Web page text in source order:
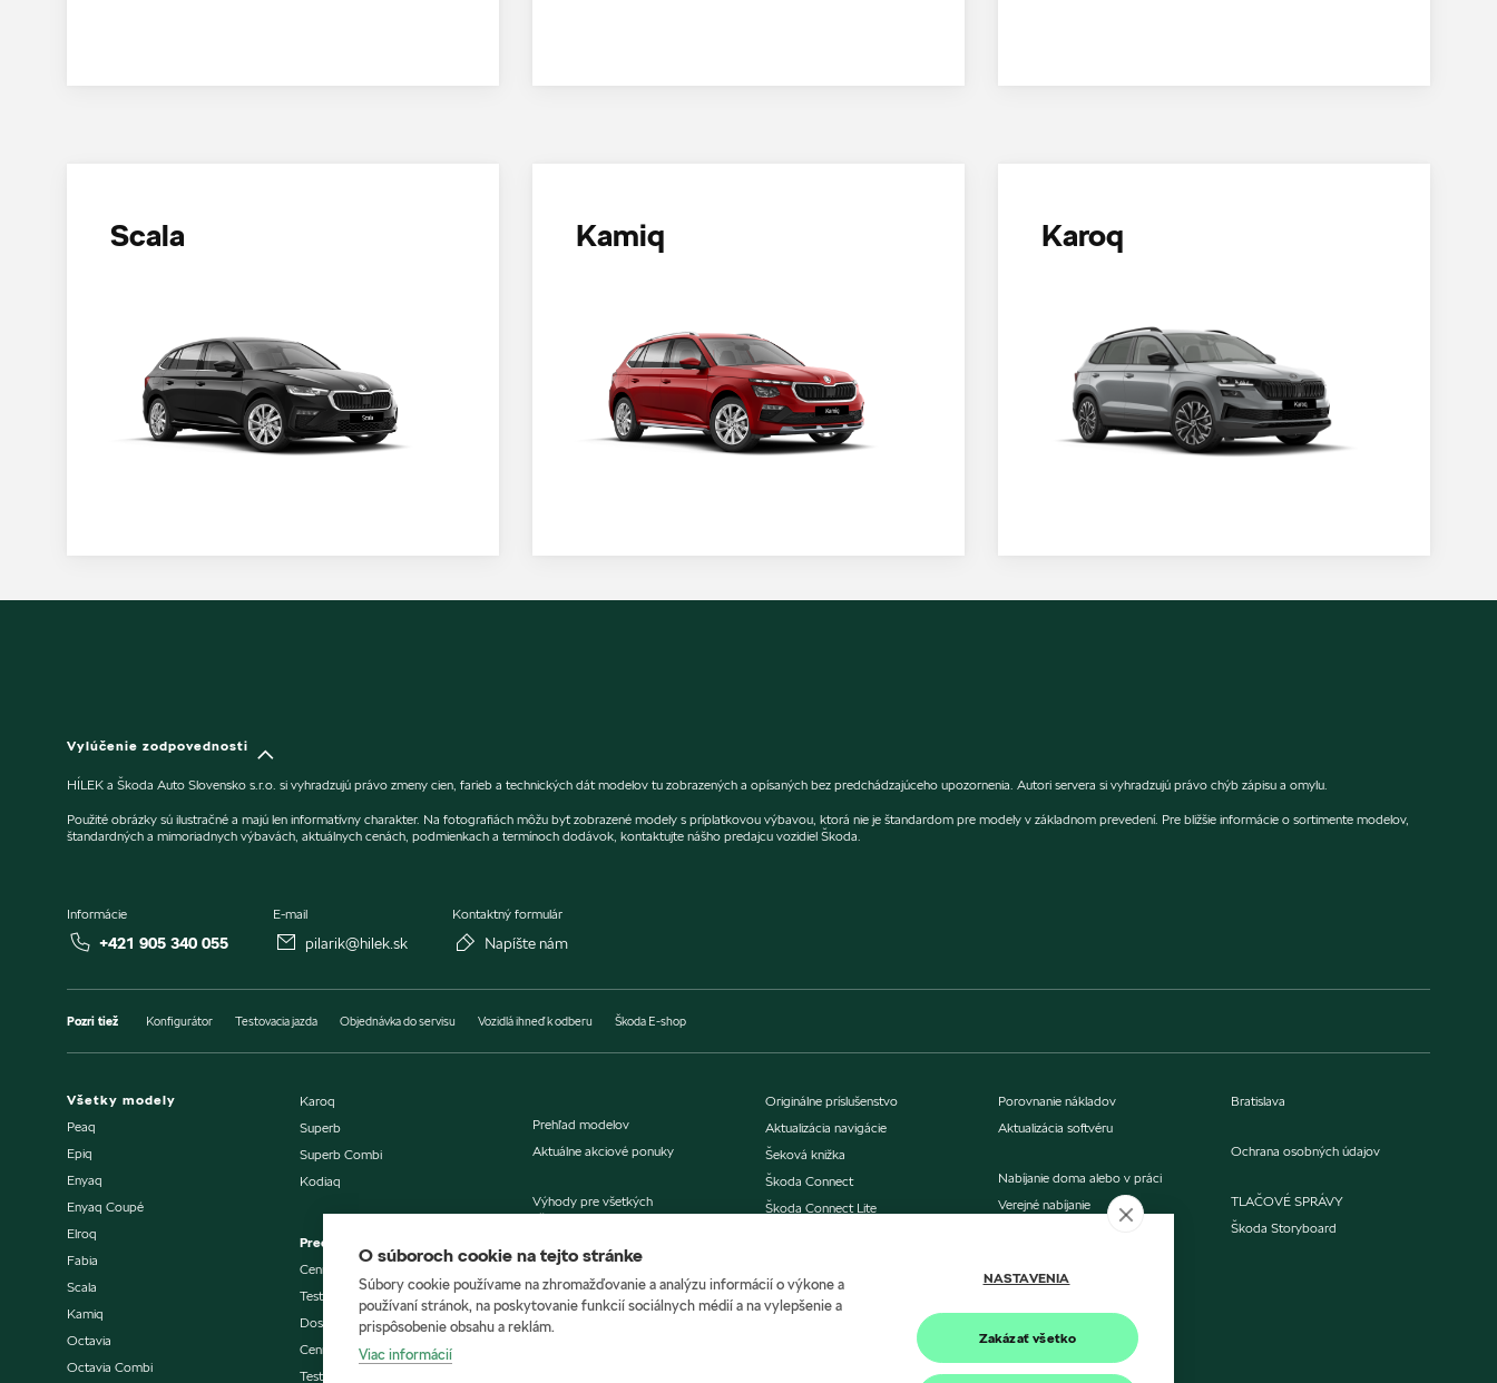
Scala Kamiq Karoq
Vylúčenie zodpovednosti
HÍLEK a Škoda Auto Slovensko s.r.o. si vyhradzujú právo zmeny cien, farieb a technických dát modelov tu zobrazených a opísaných bez predchádzajúceho upozornenia. Autori servera si vyhradzujú právo chýb zápisu a omylu.
Použité obrázky sú ilustračné a majú len informatívny charakter. Na fotografiách môžu byť zobrazené modely s príplatkovou výbavou, ktorá nie je štandardom pre modely v základnom prevedení. Pre bližšie informácie o sortimente modelov,
štandardných a mimoriadnych výbavách, aktuálnych cenách, podmienkach a termínoch dodávok, kontaktujte nášho predajcu vozidiel Škoda.
Informácie
+421 905 340 055
E-mail
pilarik@hilek.sk
Kontaktný formulár
Napíšte nám
Pozri tiež Konfigurátor Testovacia jazda Objednávka do servisu Vozidlá ihneď k odberu Škoda E-shop
Všetky modely
Peaq
Epiq
Enyaq
Enyaq Coupé
Elroq
Fabia
Scala
Kamiq
Octavia
Octavia Combi
Karoq
Superb
Superb Combi
Kodiaq
Predaj vozidiel
Cenníky a katalógy
Testovacia jazda
Dostupné vozidlá skladom
Cenníky a katalógy
Testovacia jazda
Prehľad modelov
Aktuálne akciové ponuky
Výhody pre všetkých
už od 1 vozidla
Ponuka financovania
Poistenie
Originálne príslušenstvo
Aktualizácia navigácie
Šeková knižka
Škoda Connect
Škoda Connect Lite
eMobilita
Porovnanie nákladov
Aktualizácia softvéru
Nabíjanie doma alebo v práci
Verejné nabíjanie
Malacky
Bratislava
Ochrana osobných údajov
TLAČOVÉ SPRÁVY
Škoda Storyboard
O súboroch cookie na tejto stránke
Súbory cookie používame na zhromažďovanie a analýzu informácií o výkone a
používaní stránok, na poskytovanie funkcií sociálnych médií a na vylepšenie a
prispôsobenie obsahu a reklám.
Viac informácií
NASTAVENIA
Zakázať všetko